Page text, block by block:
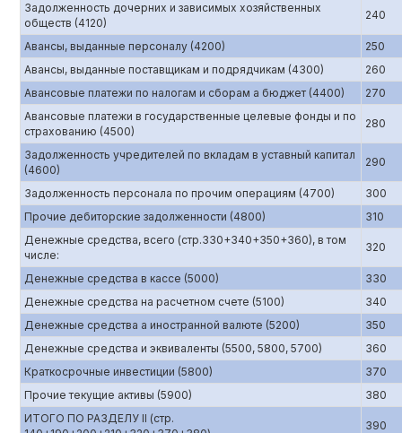
Задолженность дочерних и зависимых хозяйственных
обществ (4120)
240
Авансы, выданные персоналу (4200)
250
Авансы, выданные поставщикам и подрядчикам (4300)
260
Авансовые платежи по налогам и сборам а бюджет (4400)
270
Авансовые платежи в государственные целевые фонды и по
страхованию (4500)
280
Задолженность учредителей по вкладам в уставный капитал
(4600)
290
Задолженность персонала по прочим операциям (4700)
300
Прочие дебиторские задолженности (4800)
310
Денежные средства, всего (стр.330+340+350+360), в том
числе:
320
Денежные средства в кассе (5000)
330
Денежные средства на расчетном счете (5100)
340
Денежные средства а иностранной валюте (5200)
350
Денежные средства и эквиваленты (5500, 5800, 5700)
360
Краткосрочные инвестиции (5800)
370
Прочие текущие активы (5900)
380
ИТОГО ПО РАЗДЕЛУ II (стр.
390